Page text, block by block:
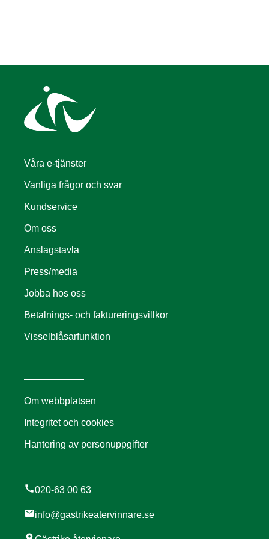
Våra e-tjänster
Vanliga frågor och svar
Kundservice
Om oss
Anslagstavla
Press/media
Jobba hos oss
Betalnings- och faktureringsvillkor
Visselblåsarfunktion
Om webbplatsen
Integritet och cookies
Hantering av personuppgifter
call020-63 00 63
mailinfo@gastrikeatervinnare.se